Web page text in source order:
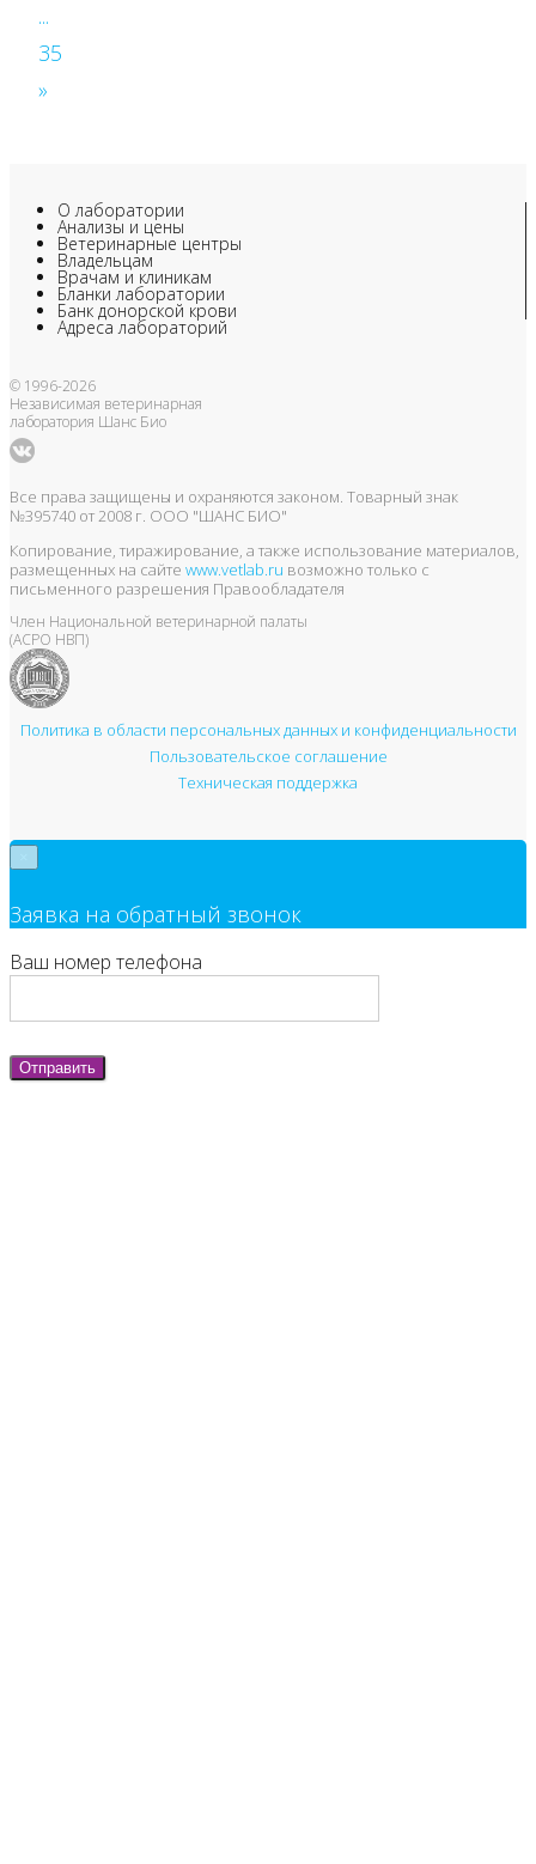
...
35
»
О лаборатории
Анализы и цены
Ветеринарные центры
Владельцам
Врачам и клиникам
Бланки лаборатории
Банк донорской крови
Адреса лабораторий
© 1996-2026
Независимая ветеринарная
лаборатория Шанс Био
Все права защищены и охраняются законом. Товарный знак
№395740 от 2008 г. ООО "ШАНС БИО"
Копирование, тиражирование, а также использование материалов,
размещенных на сайте www.vetlab.ru возможно только с
письменного разрешения Правообладателя
Член Национальной ветеринарной палаты
(АСРО НВП)
Политика в области персональных данных и конфиденциальности
Пользовательское соглашение
Техническая поддержка
Заявка на обратный звонок
Ваш номер телефона
Отправить